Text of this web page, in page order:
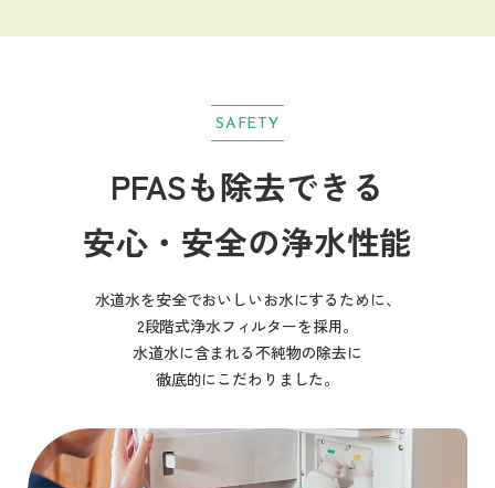
SAFETY
PFASも除去できる
安心・安全の浄水性能
水道水を安全でおいしいお水にするために、
2段階式浄水フィルターを採用。
水道水に含まれる不純物の除去に
徹底的にこだわりました。